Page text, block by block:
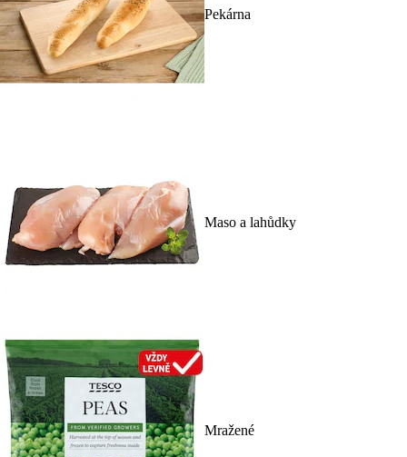
Pekárna
Maso a lahůdky
Mražené